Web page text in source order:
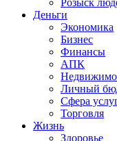
Розыск
Деньги
Экономика
Бизнес
Финансы
АПК
Личный
Сфера
Торговля
Жизнь
Здоровье